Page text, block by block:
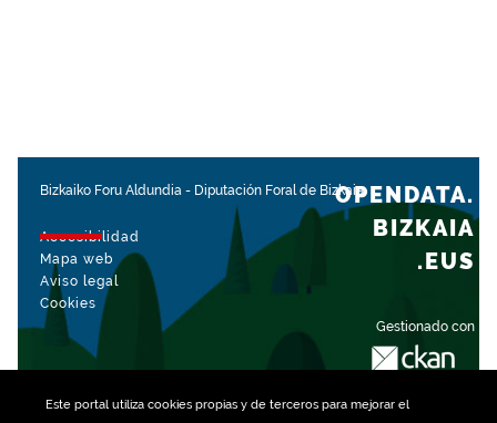
Este portal utiliza cookiespropias y de terceros para mejorar el
Bizkaiko Foru Aldundia - Diputación Foral de Bizkaia
Accesibilidad
Mapa web
Aviso legal
Cookies
Gestionado con
OPENDATA.
BIZKAIA
.EUS